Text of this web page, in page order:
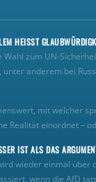
HEISST
Wahl zum
anderem bei
mit welcher
Realität einordnet –
IST ALS DAS ARGUMENT
wieder einmal über
wenn die AfD